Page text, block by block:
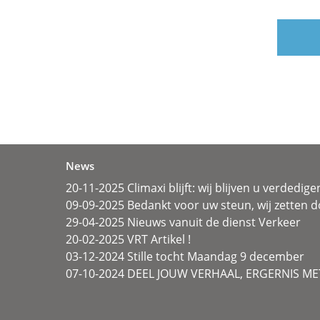
News
20-11-2025 Climaxi blijft: wij blijven u
09-09-2025 Bedankt voor uw steun, wij zetten
29-04-2025 Nieuws vanuit de dienst Verkeer
20-02-2025 VRT Artikel !
03-12-2024 Stille tocht Maandag 9 december
07-10-2024 DEEL JOUW VERHAAL, ERGERNIS